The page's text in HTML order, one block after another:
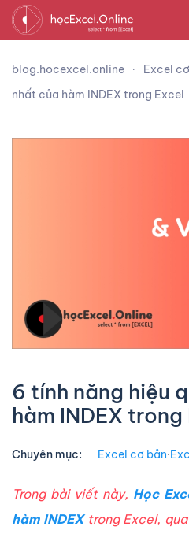
blog.hocexcel.online Excel
nhất của hàm INDEX trong Excel
6 tính năng hiệu
hàm INDEX trong
Chuyên mục: Excel cơ bản∙
Trong bài viết này, Học
hàm INDEXtrong Excel,